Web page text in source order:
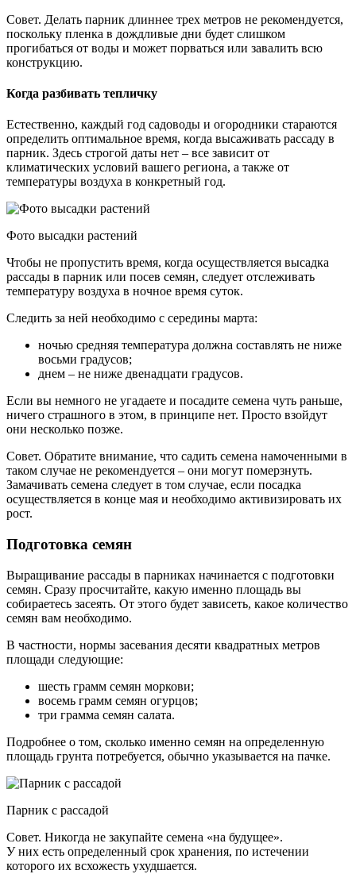
Совет. Делать парник длиннее трех метров не рекомендуется,
поскольку пленка в дождливые дни будет слишком
прогибаться от воды и может порваться или завалить всю
конструкцию.
Когда разбивать тепличку
Естественно, каждый год садоводы и огородники стараются
определить оптимальное время, когда высаживать рассаду в
парник. Здесь строгой даты нет – все зависит от
климатических условий вашего региона, а также от
температуры воздуха в конкретный год.
Фото высадки растений
Чтобы не пропустить время, когда осуществляется высадка
рассады в парник или посев семян, следует отслеживать
температуру воздуха в ночное время суток.
Следить за ней необходимо с середины марта:
ночью средняя температура должна составлять не ниже
восьми градусов;
днем – не ниже двенадцати градусов.
Если вы немного не угадаете и посадите семена чуть раньше,
ничего страшного в этом, в принципе нет. Просто взойдут
они несколько позже.
Совет. Обратите внимание, что садить семена намоченными в
таком случае не рекомендуется – они могут померзнуть.
Замачивать семена следует в том случае, если посадка
осуществляется в конце мая и необходимо активизировать их
рост.
Подготовка семян
Выращивание рассады в парниках начинается с подготовки
семян. Сразу просчитайте, какую именно площадь вы
собираетесь засеять. От этого будет зависеть, какое количество
семян вам необходимо.
В частности, нормы засевания десяти квадратных метров
площади следующие:
шесть грамм семян моркови;
восемь грамм семян огурцов;
три грамма семян салата.
Подробнее о том, сколько именно семян на определенную
площадь грунта потребуется, обычно указывается на пачке.
Парник с рассадой
Совет. Никогда не закупайте семена «на будущее».
У них есть определенный срок хранения, по истечении
которого их всхожесть ухудшается.